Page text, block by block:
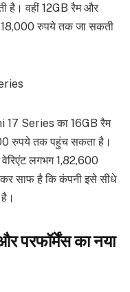
है। वहीं 12GB रैम और
रुपये तक जा सकती
17 Series का 16GB रैम
रुपये तक पहुंच सकता है।
वेरिएंट लगभग 1,82,600
साफ है कि कंपनी इसे सीधे
परफॉर्मेंस का नया